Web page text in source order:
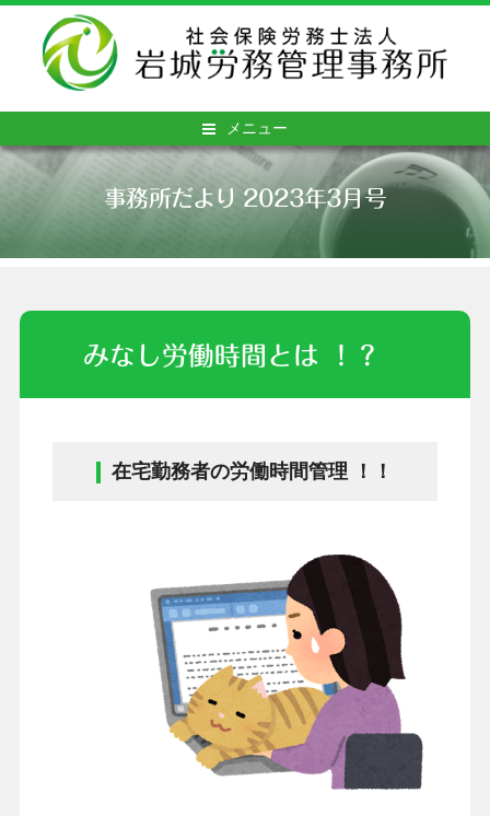
メニュー
事務所だより 2023年3月号
みなし労働時間とは ！？
在宅勤務者の労働時間管理 ！！